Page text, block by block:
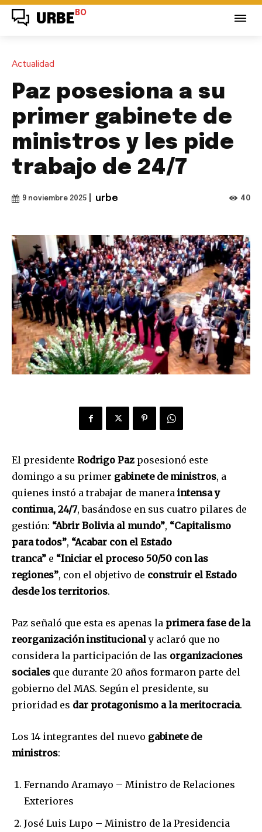
URBE BO
Actualidad
Paz posesiona a su
primer gabinete de
ministros y les pide
trabajo de 24/7
9 noviembre 2025 urbe 40
El presidente Rodrigo Paz posesionó este
domingo a su primer gabinete de ministros, a
quienes instó a trabajar de manera intensa y
continua, 24/7, basándose en sus cuatro pilares de
gestión: “Abrir Bolivia al mundo”, “Capitalismo
para todos”, “Acabar con el Estado
tranca” e “Iniciar el proceso 50/50 con las
regiones”, con el objetivo de construir el Estado
desde los territorios.
Paz señaló que esta es apenas la primera fase de la
reorganización institucionaly aclaró que no
considera la participación de las organizaciones
sociales que durante 20 años formaron parte del
gobierno del MAS. Según el presidente, su
prioridad es dar protagonismo a la meritocracia.
Los 14 integrantes del nuevo gabinete de
ministros:
Fernando Aramayo – Ministro de Relaciones
Exteriores
José Luis Lupo – Ministro de la Presidencia